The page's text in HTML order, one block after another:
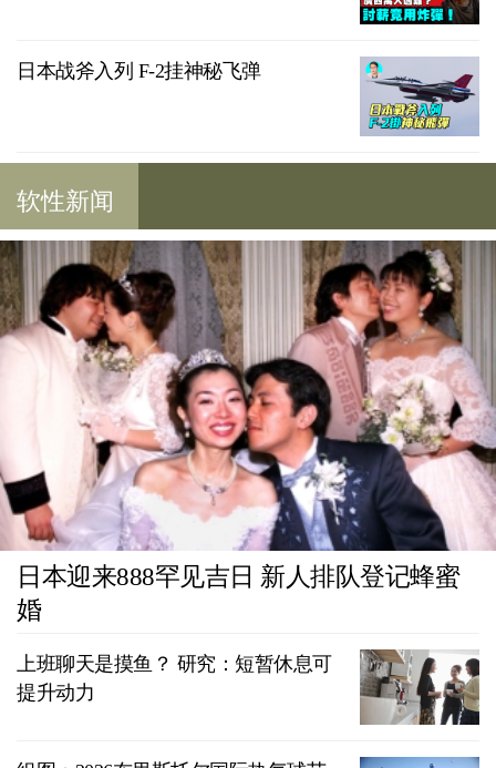
日本战斧入列 F-2挂神秘飞弹
软性新闻
日本迎来888罕见吉日 新人排队登记蜂蜜
婚
上班聊天是摸鱼？ 研究：短暂休息可
提升动力